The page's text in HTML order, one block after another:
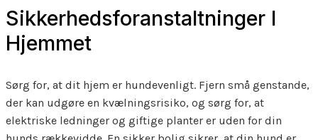
Sikkerhedsforanstaltninger I
Hjemmet
Sørg for, at dit hjem er hundevenligt. Fjern små genstande,
der kan udgøre en kvælningsrisiko, og sørg for, at
elektriske ledninger og giftige planter er uden for din